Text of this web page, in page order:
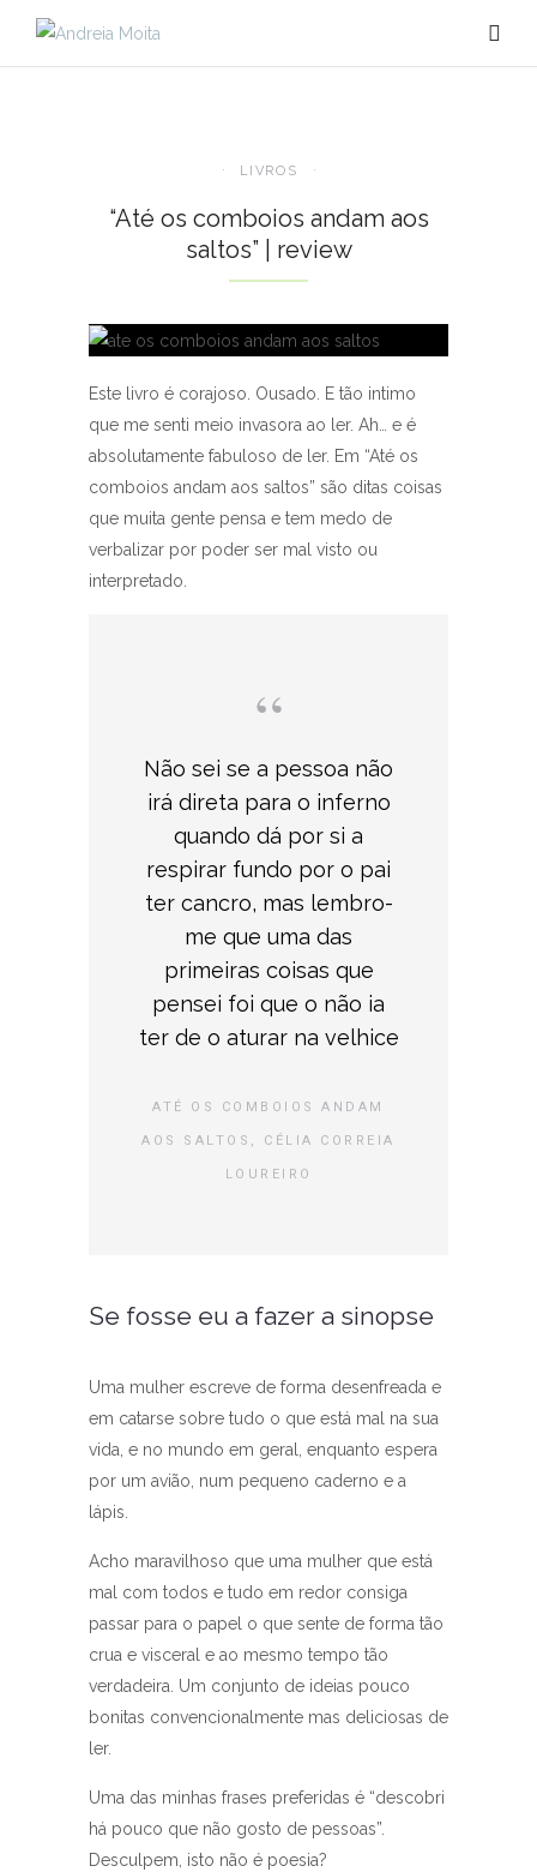
LIVROS
“Até os comboios andam aos
saltos” | review
Este livro é corajoso. Ousado. E tão intimo
que me senti meio invasora ao ler. Ah… e é
absolutamente fabuloso de ler. Em “Até os
comboios andam aos saltos” são ditas coisas
que muita gente pensa e tem medo de
verbalizar por poder ser mal visto ou
interpretado.
Não sei se a pessoa não
irá direta para o inferno
quando dá por si a
respirar fundo por o pai
ter cancro, mas lembro-
me que uma das
primeiras coisas que
pensei foi que o não ia
ter de o aturar na velhice
ATÉ OS COMBOIOS ANDAM
AOS SALTOS, CÉLIA CORREIA
LOUREIRO
Se fosse eu a fazer a sinopse
Uma mulher escreve de forma desenfreada e
em catarse sobre tudo o que está mal na sua
vida, e no mundo em geral, enquanto espera
por um avião, num pequeno caderno e a
lápis.
Acho maravilhoso que uma mulher que está
mal com todos e tudo em redor consiga
passar para o papel o que sente de forma tão
crua e visceral e ao mesmo tempo tão
verdadeira. Um conjunto de ideias pouco
bonitas convencionalmente mas deliciosas de
ler.
Uma das minhas frases preferidas é “descobri
há pouco que não gosto de pessoas”.
Desculpem, isto não é poesia?